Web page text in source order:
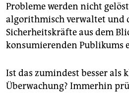
Probleme werden nicht
algorithmisch verwaltet und
Sicherheitskräfte aus dem
konsumierenden Publikums
Ist das zumindest besser als
Überwachung? Immerhin